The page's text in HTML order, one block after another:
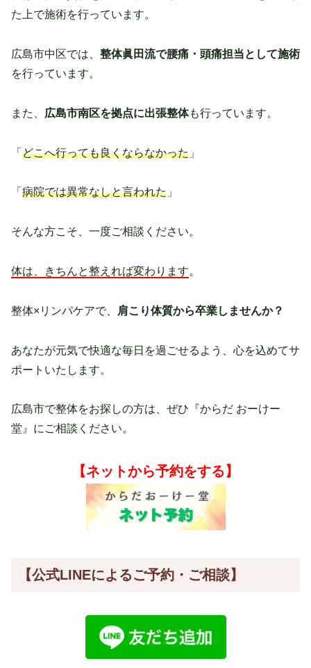
た上で施術を行っています。
広島市中区では、 整体眞田流で腰痛・頭痛担当として施術
を行っています。
また、 広島市南区を拠点に出張整体も行っています。
「 どこへ行っても良くならなかった 」
「 病院では異常なしと言われた 」
そんな方こそ、一度ご相談ください。
体は、きちんと整えれば変わります。
整体×リンパケアで、 肩こり体質から卒業しませんか？
あなたが元気で快適な毎日を過ごせるよう、心を込めてサ
ポートいたします。
広島市で整体をお探しの方は、ぜひ『からだ おーけー
堂』にご相談ください。
【ネットから予約をする】
【公式LINEによるご予約・ご相談】